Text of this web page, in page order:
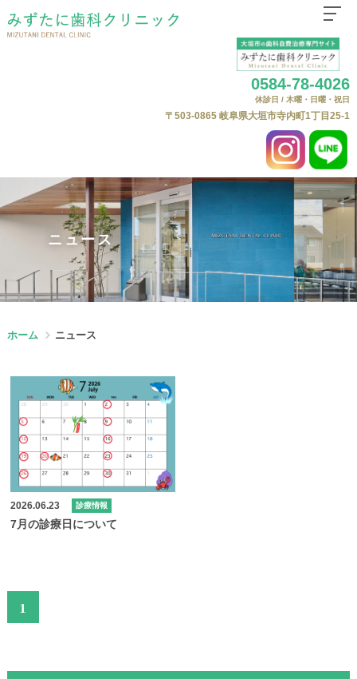
0584-78-4026
休診日 / 木曜・日曜・祝日
〒503-0865 岐阜県大垣市寺内町1丁目25-1
よくある質問
自費料金表
ニュース
Web予約
ニュース
ホーム ニュース
2026.06.23 診療情報
7月の診療日について
1